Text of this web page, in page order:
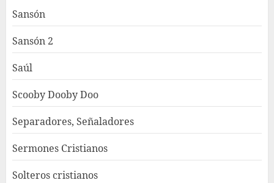
Sansón
Sansón 2
Saúl
Scooby Dooby Doo
Separadores, Señaladores
Sermones Cristianos
Solteros cristianos